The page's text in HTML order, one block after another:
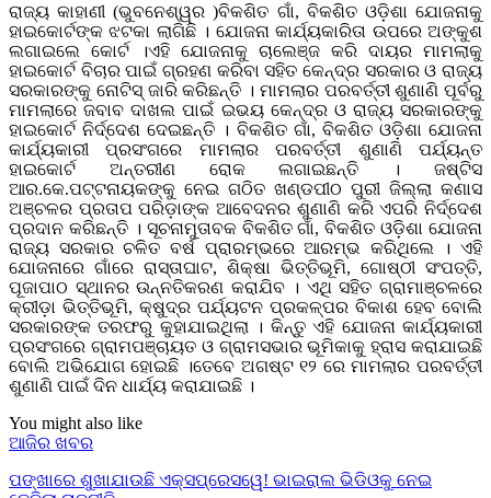
ରାଜ୍ୟ କାହାଣୀ (ଭୁବନେଶ୍ୱର )ବିକଶିତ ଗାଁ, ବିକଶିତ ଓଡ଼ିଶା ଯୋଜନାକୁ
ହାଇକୋର୍ଟଙ୍କ ଝଟକା ଲାଗିଛି । ଯୋଜନା କାର୍ଯ୍ୟକାରିତା ଉପରେ ଅଙ୍କୁଶ
ଲଗାଇଲେ କୋର୍ଟ ।ଏହି ଯୋଜନାକୁ ଚା‌ଲେଞ୍ଜ କରି ଦାୟର ମାମଲାକୁ
ହାଇକୋର୍ଟ ବିଚାର ପାଇଁ ଗ୍ରହଣ କରିବା ସହିତ କେନ୍ଦ୍ର ସରକାର ଓ ରାଜ୍ୟ
ସରକାରଙ୍କୁ ନୋଟିସ୍ ଜାରି କରିଛନ୍ତି । ମାମଲାର ପରବର୍ତ୍ତୀ ଶୁଣାଣି ପୂର୍ବରୁ
ମାମଲାରେ ଜବାବ ଦାଖଲ ପାଇଁ ଇଭୟ କେନ୍ଦ୍ର ଓ ରାଜ୍ୟ ସରକାରଙ୍କୁ
ହାଇକୋର୍ଟ ନିର୍ଦ୍ଦେଶ ଦେଇଛନ୍ତି । ବିକଶିତ ଗାଁ, ବିକଶିତ ଓଡ଼ିଶା ଯୋଜନା
କାର୍ଯ୍ୟକାରୀ ପ୍ରସଂଗରେ ମାମଲାର ପରବର୍ତ୍ତୀ ଶୁଣାଣି ପର୍ଯ୍ୟନ୍ତ
ହାଇକୋର୍ଟ ଅନ୍ତରୀଣ ରୋକ ଲଗାଇଛନ୍ତି । ଜଷ୍ଟିସ
ଆର.କେ.ପଟ୍ଟନାୟକଙ୍କୁ ନେଇ ଗଠିତ ଖଣ୍ଡପୀଠ ପୁରୀ ଜିଲ୍ଲା କଣାସ
ଅଞ୍ଚଳର ପ୍ରତାପ ପରିଡ଼ାଙ୍କ ଆବେଦନର ଶୁଣାଣି କରି ଏପରି ନିର୍ଦ୍ଦେଶ
ପ୍ରଦାନ କରିଛନ୍ତି । ସୂଚନାମୁତାବକ ବିକଶିତ ଗାଁ, ବିକଶିତ ଓଡ଼ିଶା ଯୋଜନା
ରାଜ୍ୟ ସରକାର ଚଳିତ ବର୍ଷ ପ୍ରାରମ୍ଭରେ ଆରମ୍ଭ କରିଥିଲେ । ଏହି
ଯୋଜନାରେ ଗାଁରେ ରାସ୍ତାଘାଟ, ଶିକ୍ଷା ଭିତ୍ତିଭୂମି, ଗୋଷ୍ଠୀ ସଂପତ୍ତି,
ପୂଜାପାଠ ସ୍ଥାନର ଉନ୍ନତିକରଣ କରାଯିବ । ଏଥି ସହିତ ଗ୍ରାମାଞ୍ଚଳରେ
କ୍ରୀଡ଼ା ଭିତ୍ତିଭୂମି, କ୍ଷୁଦ୍ର ପର୍ଯ୍ୟଟନ ପ୍ରକଳ୍ପର ବିକାଶ ହେବ ବୋଲି
ସରକାରଙ୍କ ତରଫରୁ କୁହାଯାଇଥିଲା । କିନ୍ତୁ ଏହି ଯୋଜନା କାର୍ଯ୍ୟକାରୀ
ପ୍ରସଂଗରେ ଗ୍ରାମପଞ୍ଚାୟତ ଓ ଗ୍ରାମସଭାର ଭୂମିକାକୁ ହ୍ରାସ କରାଯାଇଛି
ବୋଲି ଅଭିଯୋଗ ହୋଇଛି ।ତେବେ ଅଗଷ୍ଟ ୧୨ ରେ ମାମଲାର ପରବର୍ତ୍ତୀ
ଶୁଣାଣି ପାଇଁ ଦିନ ଧାର୍ଯ୍ୟ କରାଯାଇଛି ।
You might also like
ଆଜିର ଖବର
ପଙ୍ଖାରେ ଶୁଖାଯାଉଛି ଏକ୍ସପ୍ରେସୱେ! ଭାଇରାଲ ଭିଡିଓକୁ ନେଇ